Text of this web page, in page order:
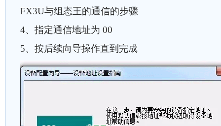
FX3U与组态王的通信的步骤
4、指定通信地址为 00
5、按后续向导操作直到完成